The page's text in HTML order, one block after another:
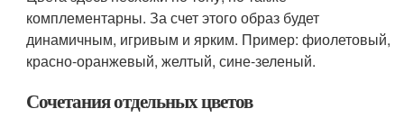
комплементарны. За счет этого образ будет
динамичным, игривым и ярким. Пример: фиолетовый,
красно-оранжевый, желтый, сине-зеленый.
Сочетания отдельных цветов